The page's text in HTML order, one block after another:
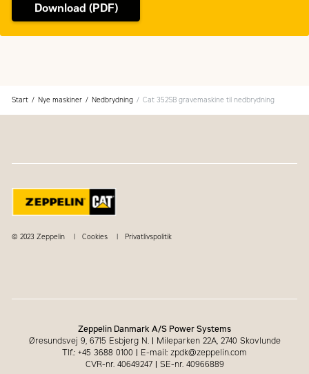
Download (PDF)
Start Nye maskiner Nedbrydning Cat 352SB gravemaskine til nedbrydning
© 2023 Zeppelin Cookies Privatlivspolitik
Zeppelin Danmark A/S Power Systems
Øresundsvej 9, 6715 Esbjerg N.
Mileparken 22A, 2740 Skovlunde
Tlf.: +45 3688 0100
E-mail: zpdk@zeppelin.com
CVR-nr. 40649247
SE-nr. 40966889